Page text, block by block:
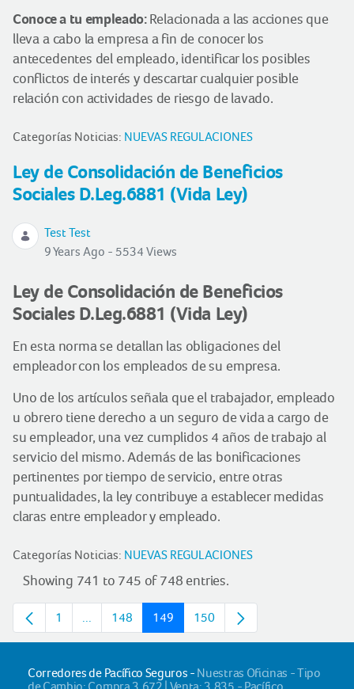
Conoce a tu empleado:Relacionada a las acciones que
lleva a cabo la empresa a fin de conocer los
antecedentes del empleado, identificar los posibles
conflictos de interés y descartar cualquier posible
relación con actividades de riesgo de lavado.
Categorías Noticias: NUEVAS REGULACIONES
Ley de Consolidación de Beneficios
Sociales D.Leg.6881 (Vida Ley)
Test Test
9 Years Ago - 5534 Views
Ley de Consolidación de Beneficios
Sociales D.Leg.6881 (Vida Ley)
En esta norma se detallan las obligaciones del
empleador con los empleados de su empresa.
Uno de los artículos señala que el trabajador, empleado
u obrero tiene derecho a un seguro de vida a cargo de
su empleador, una vez cumplidos 4 años de trabajo al
servicio del mismo. Además de las bonificaciones
pertinentes por tiempo de servicio, entre otras
puntualidades, la ley contribuye a establecer medidas
claras entre empleador y empleado.
Categorías Noticias: NUEVAS REGULACIONES
Showing 741 to 745 of 748 entries.
Page
1 ...Intermediate pages
Page
148 Page
149 Page
150
Corredores de Pacífico Seguros - Nuestras Oficinas - Tipo